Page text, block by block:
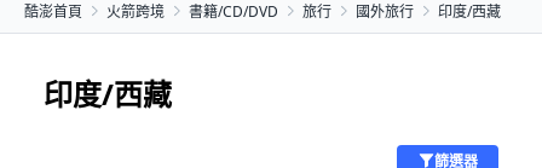
酷澎首頁 火箭跨境 書籍/CD/DVD 旅行 國外旅行 印度/西藏
印度/西藏
篩選器